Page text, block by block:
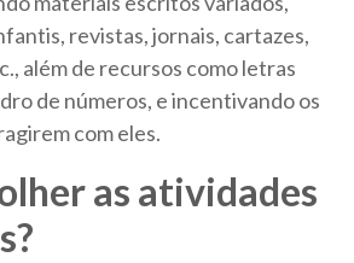
revistas, jornais, cartazes,
além de recursos como letras
de números, e incentivando os
com eles.
as atividades